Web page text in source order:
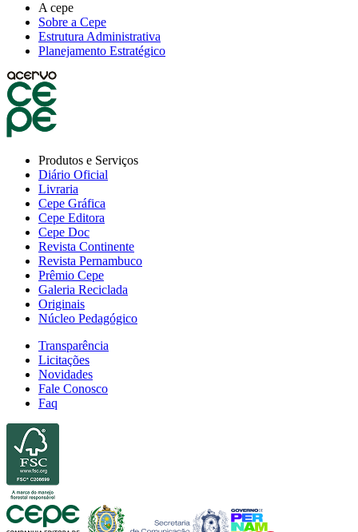
A cepe
Sobre a Cepe
Estrutura Administrativa
Planejamento Estratégico
Produtos e Serviços
Diário Oficial
Livraria
Cepe Gráfica
Cepe Editora
Cepe Doc
Revista Continente
Revista Pernambuco
Prêmio Cepe
Galeria Reciclada
Originais
Núcleo Pedagógico
Transparência
Licitações
Novidades
Fale Conosco
Faq